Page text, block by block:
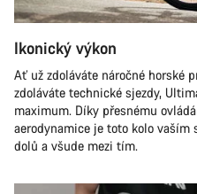
Ikonický výkon
Ať už zdoláváte náročné horské
zdoláváte technické sjezdy,
maximum. Díky přesnému
aerodynamice je toto kolo vaším
dolů a všude mezi tím.